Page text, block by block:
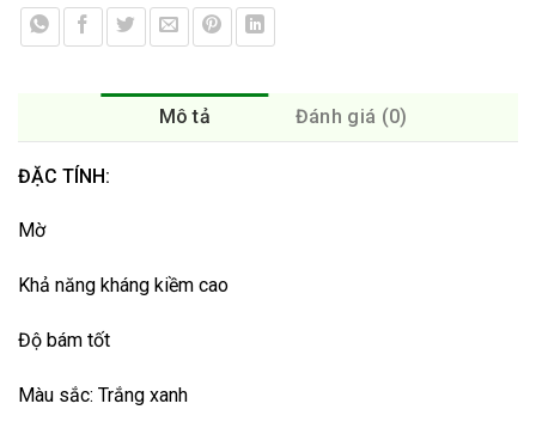
Mô tả Đánh giá (0)
ĐẶC TÍNH:
Mờ
Khả năng kháng kiềm cao
Độ bám tốt
Màu sắc: Trắng xanh